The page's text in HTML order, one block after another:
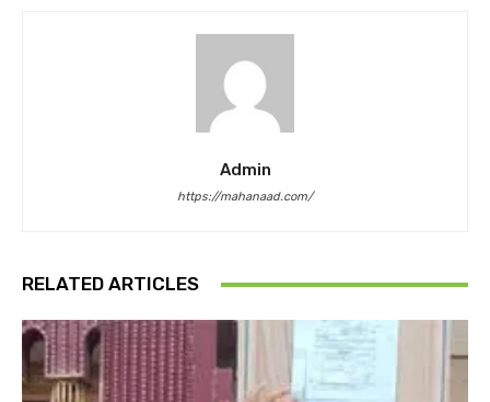
Admin
https://mahanaad.com/
RELATED ARTICLES